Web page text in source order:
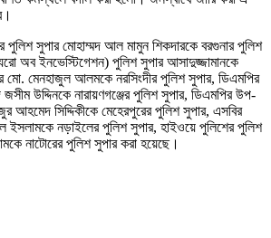
পুলিশ সুপার মোহাম্মদ আল মামুন শিকদারকে বরগুনার পুলিশ
অব ইনভেস্টিগেশন) পুলিশ সুপার আসাদুজ্জামানকে
মো. মেনহাজুল আলমকে নরসিংদীর পুলিশ সুপার, ডিএমপির
উদ্দিনকে নারায়ণগঞ্জের পুলিশ সুপার, ডিএমপির উপ-
আহমেদ সিদ্দিকীকে মেহেরপুরের পুলিশ সুপার, এসবির
ইসলামকে নড়াইলের পুলিশ সুপার, হাইওয়ে পুলিশের পুলিশ
নাটোরের পুলিশ সুপার করা হয়েছে।